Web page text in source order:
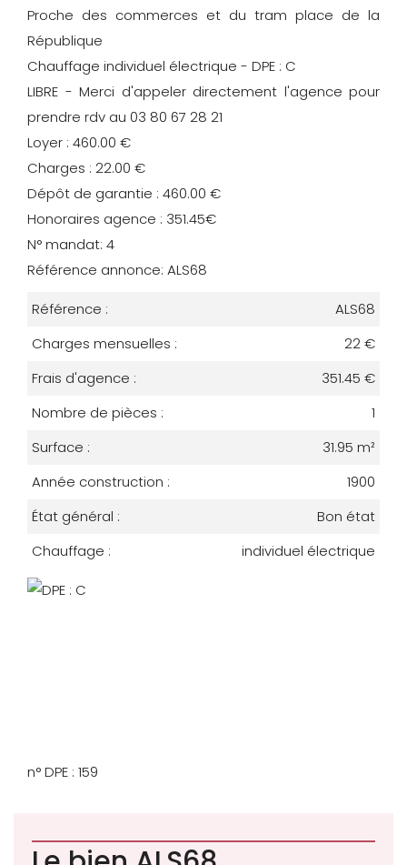
Proche des commerces et du tram place de la
République
Chauffage individuel électrique - DPE : C
LIBRE - Merci d'appeler directement l'agence pour
prendre rdv au 03 80 67 28 21
Loyer : 460.00 €
Charges : 22.00 €
Dépôt de garantie : 460.00 €
Honoraires agence : 351.45€
N° mandat: 4
Référence annonce: ALS68
Référence :
ALS68
Charges mensuelles :
22 €
Frais d'agence :
351.45 €
Nombre de pièces :
1
Surface :
31.95 m²
Année construction :
1900
État général :
Bon état
Chauffage :
individuel électrique
n° DPE : 159